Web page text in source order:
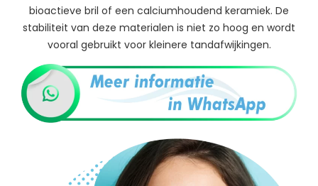
bioactieve bril of een calciumhoudend keramiek. De
stabiliteit van deze materialen is niet zo hoog en wordt
vooral gebruikt voor kleinere tandafwijkingen.